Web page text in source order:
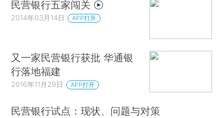
民营银行五家闯关
2014年03月14日 APP打开
又一家民营银行获批 华通银
行落地福建
2016年11月29日 APP打开
民营银行试点：现状、问题与对策